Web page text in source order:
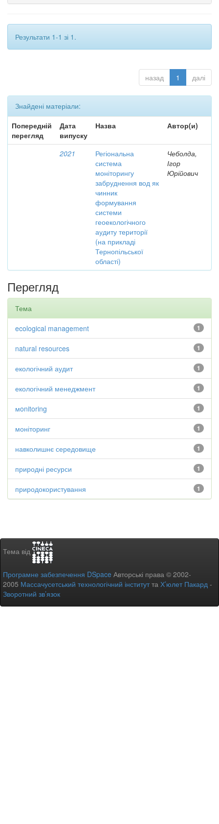
Результати 1-1 зі 1.
назад 1 далі
Знайдені матеріали:
Попередній
перегляд
Дата
випуску
Назва Автор(и)
2021
Регіональна
система
моніторингу
забруднення вод як
чинник
формування
системи
геоекологічного
аудиту території
(на прикладі
Тернопільської
області)
Чеболда,
Ігор
Юрійович
Перегляд
Тема
1
ecological management
1
natural resources
1
екологічний аудит
1
екологічний менеджмент
1
мonitoring
1
моніторинг
1
навколишнє середовище
1
природні ресурси
1
природокористування
Тема від
Програмне забезпечення DSpace Авторські права © 2002-
2005 Массачусетський технологічний інститутта Х’юлет Пакард -
Зворотний зв’язок